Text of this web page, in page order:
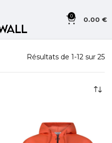
0 0.00 €
Résultats de 1-12 sur 25